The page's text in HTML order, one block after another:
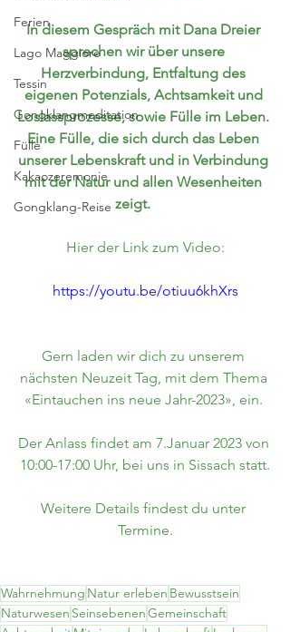
Ferien
Lago Maggiore
Tessin
Gongklangmeditation
Fülle
Kakaozeremonie
Gongklang-Reise
In diesem Gespräch mit Dana Dreier
sprechen wir über unsere
Herzverbindung, Entfaltung des
eigenen Potenzials, Achtsamkeit und
Loslassprozesse, sowie Fülle im Leben.
Eine Fülle, die sich durch das Leben
unserer Lebenskraft und in Verbindung
mit der Natur und allen Wesenheiten
zeigt.
Hier der Link zum Video:
https://youtu.be/otiuu6khXrs
Gern laden wir dich zu unserem
nächsten Neuzeit Tag, mit dem Thema
«Eintauchen ins neue Jahr-2023», ein.
Der Anlass findet am 7.Januar 2023 von
10:00-17:00 Uhr, bei uns in Sissach statt.
Weitere Details findest du unter
Termine.
Wahrnehmung Natur erleben Bewusstsein
Naturwesen SeinsebenenGemeinschaft